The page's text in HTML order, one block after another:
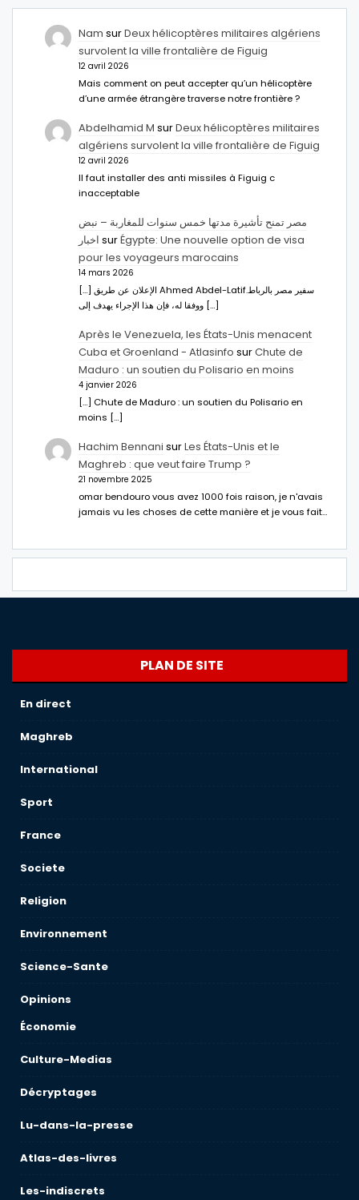
Nam surDeux hélicoptères militaires algériens
survolent la ville frontalière de Figuig
12 avril 2026
Mais comment on peut accepter qu’un hélicoptère
d’une armée étrangère traverse notre frontière ?
Abdelhamid M surDeux hélicoptères militaires
algériens survolent la ville frontalière de Figuig
12 avril 2026
Il faut installer des anti missiles à Figuig c
inacceptable
مصر تمنح تأشيرة مدتها خمس سنوات للمغاربة – نبض
اخبار surÉgypte: Une nouvelle option de visa
pour les voyageurs marocains
14 mars 2026
[…] الإعلان عن طريق Ahmed Abdel-Latifسفير مصر بالرباط.
ووفقا له، فإن هذا الإجراء يهدف إلى […]
Après le Venezuela, les États-Unis menacent
Cuba et Groenland - Atlasinfo surChute de
Maduro : un soutien du Polisario en moins
4 janvier 2026
[…] Chute de Maduro : un soutien du Polisario en
moins […]
Hachim Bennani surLes États-Unis et le
Maghreb : que veut faire Trump ?
21 novembre 2025
omar bendouro vous avez 1000 fois raison, je n'avais
jamais vu les choses de cette manière et je vous fait…
PLAN DE SITE
En direct
Maghreb
International
Sport
France
Societe
Religion
Environnement
Science-Sante
Opinions
Économie
Culture-Medias
Décryptages
Lu-dans-la-presse
Atlas-des-livres
Les-indiscrets